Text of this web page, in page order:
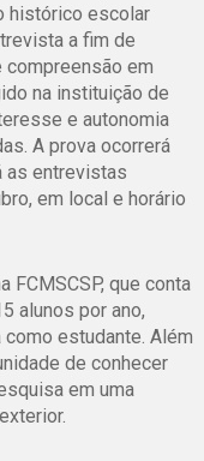
histórico escolar
a fim de
em
na instituição de
e autonomia
A prova ocorrerá
as entrevistas
em local e horário
FCMSCSP, que conta
alunos por ano,
estudante. Além
de conhecer
em uma